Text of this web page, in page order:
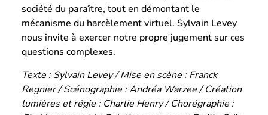
société du paraître, tout en démontant le
mécanisme du harcèlement virtuel. Sylvain Levey
nous invite à exercer notre propre jugement sur ces
questions complexes.
Texte : Sylvain Levey / Mise en scène : Franck
Regnier / Scénographie : Andréa Warzee / Création
lumières et régie : Charlie Henry / Chorégraphie :